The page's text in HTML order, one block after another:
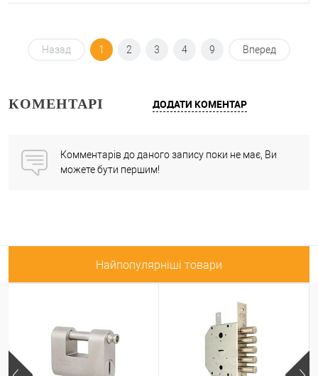
Назад 1 2 3 4 9 Вперед
КОМЕНТАРІ ДОДАТИ КОМЕНТАР
Комментарів до даного запису поки не має, Ви
можете бути першим!
Найпопулярніші товари